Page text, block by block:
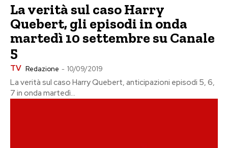
La verità sul caso Harry
Quebert, gli episodi in onda
martedì 10 settembre su Canale
5
TV Redazione - 10/09/2019
La verità sul caso Harry Quebert, anticipazioni episodi 5, 6,
7 in onda martedì...